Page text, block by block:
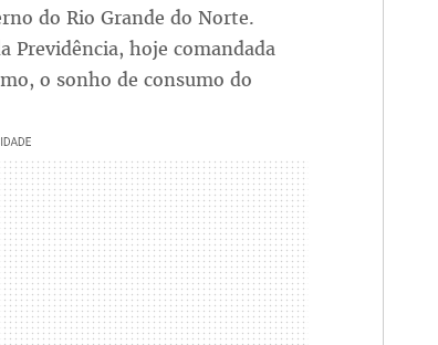
do Rio Grande do Norte.
Previdência, hoje comandada
o sonho de consumo do